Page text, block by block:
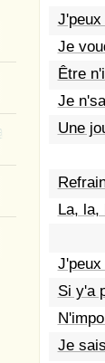
Youth
Je
Être
Je
Une
La, la,
Si y'a
Je